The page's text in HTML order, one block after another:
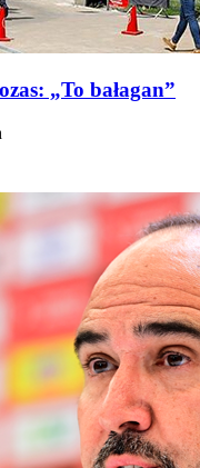
„To bałagan”